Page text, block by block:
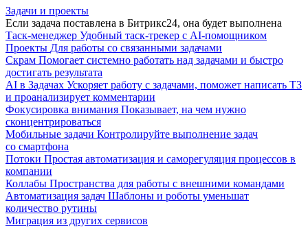
Задачи и проекты
Если задача поставлена в Битрикс24, она будет выполнена
Таск-менеджер Удобный таск-трекер с AI-помощником
Проекты Для работы со связанными задачами
Скрам Помогает системно работать над задачами и быстро
достигать результата
AI в Задачах Ускоряет работу с задачами, поможет написать ТЗ
и проанализирует комментарии
Фокусировка внимания Показывает, на чем нужно
сконцентрироваться
Мобильные задачи Контролируйте выполнение задач
со смартфона
Потоки Простая автоматизация и саморегуляция процессов в
компании
Коллабы Пространства для работы с внешними командами
Автоматизация задач Шаблоны и роботы уменьшат
количество рутины
Миграция из других сервисов